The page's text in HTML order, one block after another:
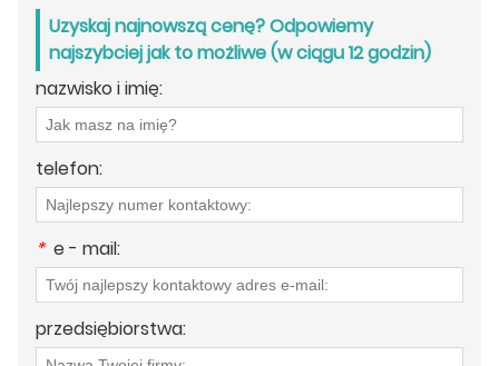
Uzyskaj najnowszą cenę? Odpowiemy
najszybciej jak to możliwe (w ciągu 12 godzin)
nazwisko i imię:
telefon:
* e - mail:
przedsiębiorstwa: